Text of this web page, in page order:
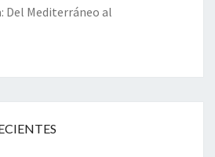
Del Mediterráneo al